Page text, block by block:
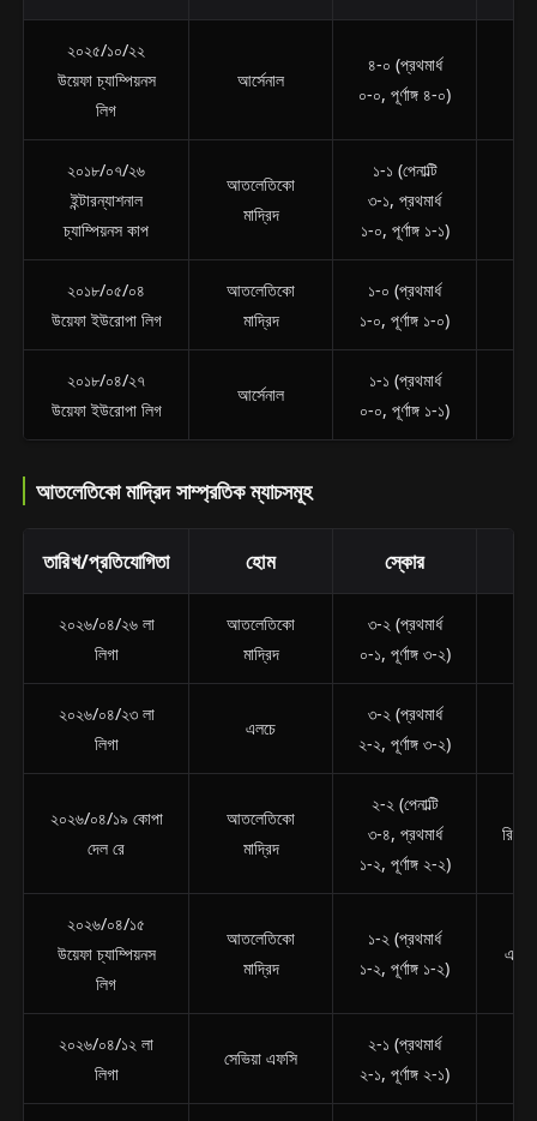
২০২৫/১০/২২
উয়েফা চ্যাম্পিয়নস
লিগ
আর্সেনাল
৪-০ (প্রথমার্ধ
০-০, পূর্ণাঙ্গ ৪-০)
২০১৮/০৭/২৬
ইন্টারন্যাশনাল
চ্যাম্পিয়নস কাপ
আতলেতিকো
মাদ্রিদ
১-১ (পেনাল্টি
৩-১, প্রথমার্ধ
১-০, পূর্ণাঙ্গ ১-১)
২০১৮/০৫/০৪
উয়েফা ইউরোপা লিগ
আতলেতিকো
মাদ্রিদ
১-০ (প্রথমার্ধ
১-০, পূর্ণাঙ্গ ১-০)
২০১৮/০৪/২৭
উয়েফা ইউরোপা লিগ
আর্সেনাল
১-১ (প্রথমার্ধ
০-০, পূর্ণাঙ্গ ১-১)
আতলেতিকো মাদ্রিদ সাম্প্রতিক ম্যাচসমূহ
তারিখ/প্রতিযোগিতা হোম স্কোর
২০২৬/০৪/২৬ লা
লিগা
আতলেতিকো
মাদ্রিদ
৩-২ (প্রথমার্ধ
০-১, পূর্ণাঙ্গ ৩-২)
২০২৬/০৪/২৩ লা
লিগা
এলচে
৩-২ (প্রথমার্ধ
২-২, পূর্ণাঙ্গ ৩-২)
২০২৬/০৪/১৯ কোপা
দেল রে
আতলেতিকো
মাদ্রিদ
২-২ (পেনাল্টি
৩-৪, প্রথমার্ধ
১-২, পূর্ণাঙ্গ ২-২)
২০২৬/০৪/১৫
উয়েফা চ্যাম্পিয়নস
লিগ
আতলেতিকো
মাদ্রিদ
১-২ (প্রথমার্ধ
১-২, পূর্ণাঙ্গ ১-২)
এফসি
২০২৬/০৪/১২ লা
লিগা
সেভিয়া এফসি
২-১ (প্রথমার্ধ
২-১, পূর্ণাঙ্গ ২-১)